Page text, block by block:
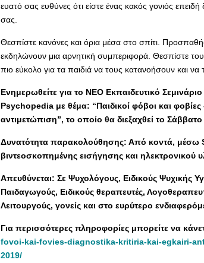
ευατό σας ευθύνες ότι είστε ένας κακός γονιός
σας.
Θεσπίστε κανόνες και όρια μέσα στο σπίτι.
εκδηλώνουν μια αρνητική συμπεριφορά. Θεσπίστε
πιο εύκολο για τα παιδιά να τους κατανοήσουν και
Ενημερωθείτε για το ΝΕΟ Εκπαιδευτικό
Psychopedia με θέμα: “Παιδικοί φόβοι και φοβίες
αντιμετώπιση”, το οποίο θα διεξαχθεί το
Δυνατότητα παρακολούθησης: Από κοντά, μέσω
βιντεοσκοπημένης εισήγησης και ηλεκτρονικού
Απευθύνεται: Σε Ψυχολόγους, Ειδικούς Ψυχικής
Παιδαγωγούς, Ειδικούς θεραπευτές,
Λειτουργούς, γονείς και στο ευρύτερο
Για περισσότερες πληροφορίες μπορείτε να
fovoi-kai-fovies-diagnostika-kritiria-kai-egkairi-
2019/